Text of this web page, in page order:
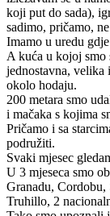
koji put do sada),
sadimo, pričamo,
Imamo u uredu
A kuća u kojoj smo
jednostavna, velika
okolo hodaju.
200 metara smo
i mačaka s kojima
Pričamo i sa
podružiti.
Svaki mjesec
U 3 mjeseca smo
Granadu, Cordobu,
Truhillo, 2